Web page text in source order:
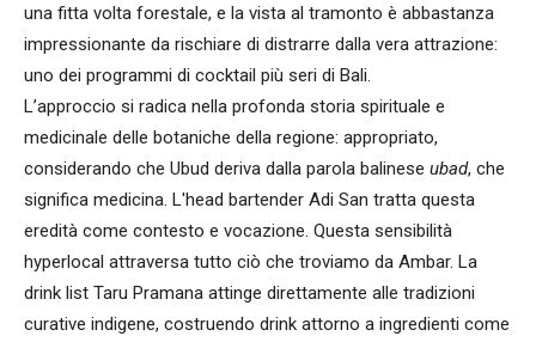
una fitta volta forestale, e la vista al tramonto è abbastanza
impressionante da rischiare di distrarre dalla vera attrazione:
uno dei programmi di cocktail più seri di Bali.
L’approccio si radica nella profonda storia spirituale e
medicinale delle botaniche della regione: appropriato,
considerando che Ubud deriva dalla parola balinese ubad, che
significa medicina. L'head bartender Adi San tratta questa
eredità come contesto e vocazione. Questa sensibilità
hyperlocal attraversa tutto ciò che troviamo da Ambar. La
drink list Taru Pramana attinge direttamente alle tradizioni
curative indigene, costruendo drink attorno a ingredienti come